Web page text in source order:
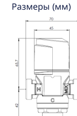
Размеры (мм)